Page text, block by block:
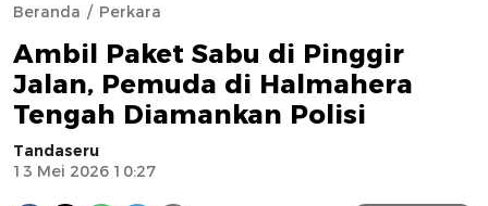
Beranda Perkara
Ambil Paket Sabu di Pinggir
Jalan, Pemuda di Halmahera
Tengah Diamankan Polisi
Tandaseru
13 Mei 2026 10:27